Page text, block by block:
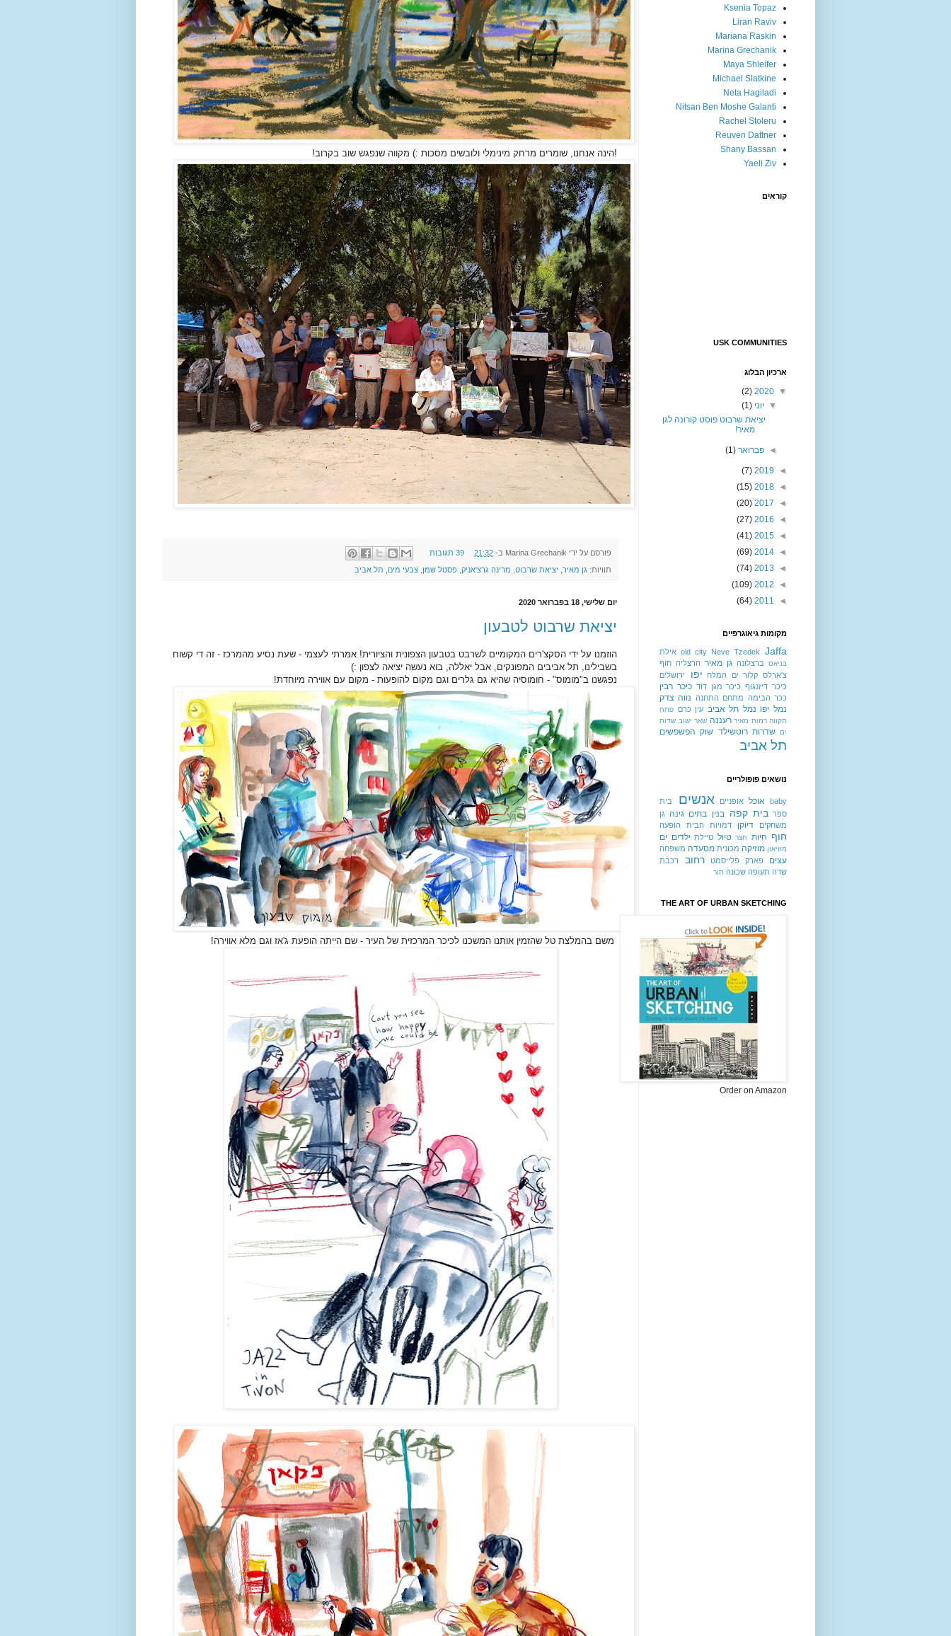
!הינה אנחנו, שומרים מרחק מינימלי ולובשים מסכות :) מקווה שנפגש שוב בקרוב!
פורסם על ידי Marina Grechanik ב- 21:32 39 תגובות
תוויות: גן מאיר יציאת שרבוט מרינה גרצ'אניק פסטל שמן צבעי מים תל אביב
יום שלישי, 18 בפברואר 2020
יציאת שרבוט לטבעון
הוזמנו על ידי הסקצ'רים המקומיים לשרבט בטבעון הצפונית והציורית! אמרתי לעצמי - שעת נסיע מהמרכז - זה די קשוח
בשבילינו, תל אביבים המפונקים, אבל יאללה, בוא נעשה יציאה לצפון :)
נפגשנו ב"מומוס" - חומוסיה שהיא גם גלרים וגם מקום להופעות - מקום עם אווירה מיוחדת!
משם בהמלצת טל שהזמין אותנו המשכנו לכיכר המרכזית של העיר - שם הייתה הופעת ג'אז וגם מלא אווירה!
Ksenia Topaz
Liran Raviv
Mariana Raskin
Marina Grechanik
Maya Shleifer
Michael Slatkine
Neta Hagiladi
Nitsan Ben Moshe Galanti
Rachel Stoleru
Reuven Dattner
Shany Bassan
Yaeli Ziv
קוראים
USK COMMUNITIES
ארכיון הבלוג
▼
2020
(2)
▼ יוני(1)
יציאת שרבוט פוסט קורונה לגן
מאיר!
◄פברואר(1)
◄
2019
(7)
◄
2018
(15)
◄
2017
(20)
◄
2016
(27)
◄
2015
(41)
◄
2014
(69)
◄
2013
(74)
◄
2012
(109)
◄
2011
(64)
מקומות גיאוגרפיים
Jaffa
Neve Tzedek
old city אילת
בניאס ברצלונה גן מאיר הרצליה חוף
צ'ארלס קלור
ים המלח יפו
ירושלים
כיכר דיזנגוף כיכר מגן דוד כיכר רבין
ככר הבימה מתחם התחנה נווה צדק
נמל יפו נמל תל אביב עין כרם
פתח
תקווה רמות מאיר רעננה שאר ישוב שדות
ים שדרות רוטשילד שוק הפשפשים
תל אביב
נושאים פופולריים
baby אוכל אופניים אנשים
בית
ספר בית קפה בנין בתים גינה גן
משחקים
דיוקן דמויות הבית הופעה
חוף חיות חצר טיול טיילת ילדים ים
מוזיאון מוזיקה מכונית מסעדה משפחה
עצים פארק פלייסמט רחוב
רכבת
שדה תעופה שכונה תור
THE ART OF URBAN SKETCHING
Order on Amazon